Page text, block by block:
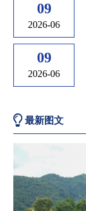
09
2026-06
09
2026-06
最新图文